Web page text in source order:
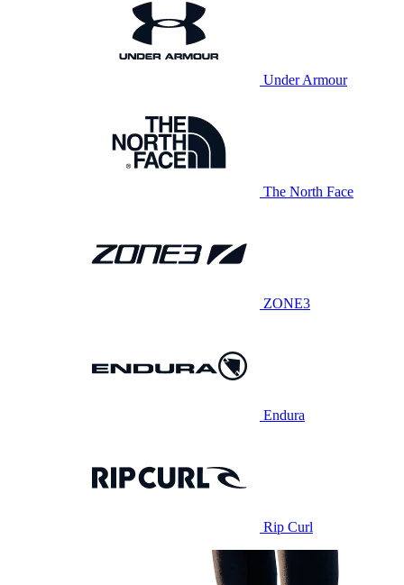
Under Armour
The North Face
ZONE3
Endura
Rip Curl